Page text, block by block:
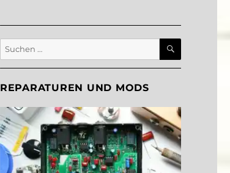
Suche
nach:
SUCHEN
REPARATUREN UND MODS